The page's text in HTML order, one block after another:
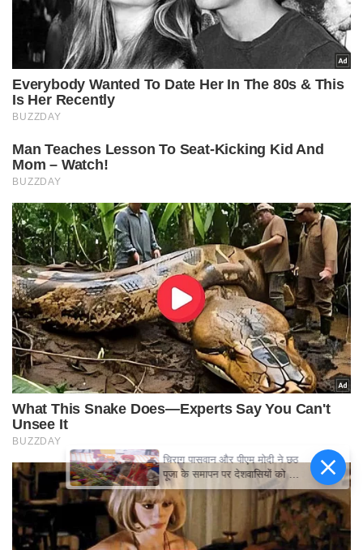
चिराग पासवान और पीएम मोदी ने छठ
पूजा के समापन पर देशवासियों को दी
शुभकामनाएं, छठी मैया से देश की
समृद्धि की कामना की